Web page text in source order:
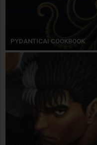
PYDANTICAI COOKBOOK